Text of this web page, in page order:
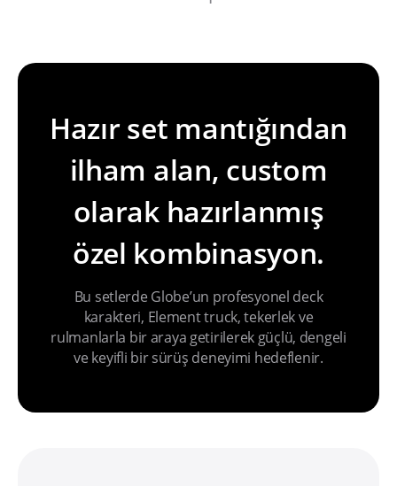
Hazır set mantığından
ilham alan, custom
olarak hazırlanmış
özel kombinasyon.
Bu setlerde Globe’un profesyonel deck
karakteri, Element truck, tekerlek ve
rulmanlarla bir araya getirilerek güçlü, dengeli
ve keyifli bir sürüş deneyimi hedeflenir.